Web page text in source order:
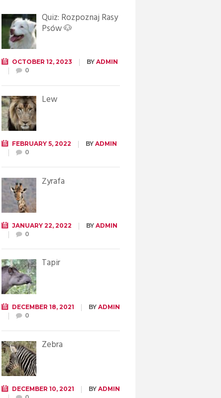
Quiz: Rozpoznaj Rasy
Psów 🐶
OCTOBER 12, 2023 BY ADMIN
0
Lew
FEBRUARY 5, 2022 BY ADMIN
0
Żyrafa
JANUARY 22, 2022 BY ADMIN
0
Tapir
DECEMBER 18, 2021 BY ADMIN
0
Zebra
DECEMBER 10, 2021 BY ADMIN